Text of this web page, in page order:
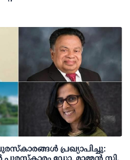
പ്രഖ്യാപിച്ചു:
ഡോ. മാമ്മന്‍ സി.